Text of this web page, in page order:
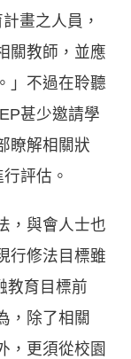
畫之人員，
關教師，並應
」不過在聆聽
甚少邀請學
瞭解相關狀
評估。
，與會人士也
行修法目標雖
教育目標前
，除了相關
，更須從校園